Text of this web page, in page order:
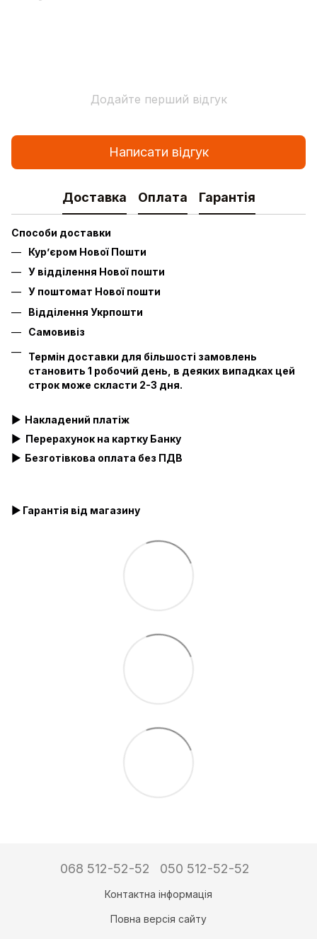
Додайте перший відгук
Написати відгук
Доставка Оплата Гарантія
Способи доставки
Кур’єром Нової Пошти
У відділення Нової пошти
У поштомат Нової пошти
Відділення Укрпошти
Самовивіз
Термін доставки для більшості замовлень
становить 1 робочий день, в деяких випадках цей
строк може скласти 2-3 дня.
▶ Накладений платіж
▶ Перерахунок на картку Банку
▶ Безготівкова оплата без ПДВ
▶ Гарантія від магазину
068 512-52-52 050 512-52-52
Контактна інформація
Повна версія сайту